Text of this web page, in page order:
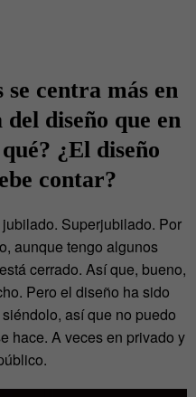
centra más en
diseño que en
¿El diseño
contar?
Superjubilado. Por
aunque tengo algunos
cerrado. Así que, bueno,
Pero el diseño ha sido
así que no puedo
hace. A veces en privado y